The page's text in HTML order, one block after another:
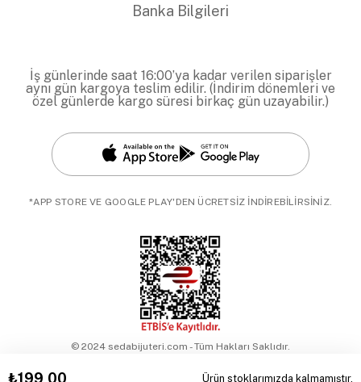
Banka Bilgileri
İş günlerinde saat 16:00’ya kadar verilen siparişler
aynı gün kargoya teslim edilir. (İndirim dönemleri ve
özel günlerde kargo süresi birkaç gün uzayabilir.)
*APP STORE VE GOOGLE PLAY'DEN ÜCRETSİZ İNDİREBİLİRSİNİZ.
© 2024 sedabijuteri.com - Tüm Hakları Saklıdır.
₺199,00 Ürün stoklarımızda kalmamıştır.